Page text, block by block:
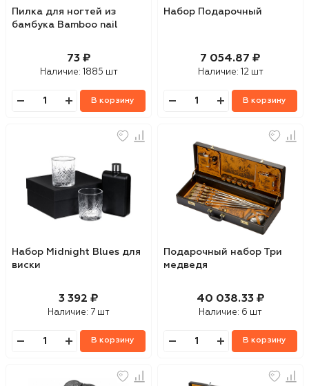
Пилка для ногтей из
бамбука Bamboo nail
73 ₽
Наличие: 1885 шт
В корзину
Набор Подарочный
7 054.87 ₽
Наличие: 12 шт
В корзину
Набор Midnight Blues для
виски
3 392 ₽
Наличие: 7 шт
В корзину
Подарочный набор Три
медведя
40 038.33 ₽
Наличие: 6 шт
В корзину